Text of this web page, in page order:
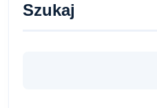
Szukaj